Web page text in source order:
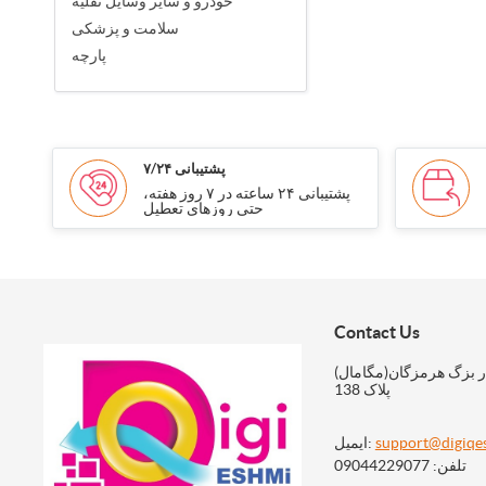
سلامت و پزشکی
پارچه
پشتیبانی ۷/۲۴
پشتیبانی ۲۴ ساعته در ۷ روز هفته،
حتی روزهای تعطیل
Contact Us
بزگ هرمزگان(مگامال)
پلاک 138
ایمیل:
تلفن: 09044229077